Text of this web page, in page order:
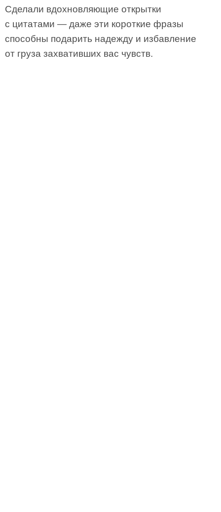
Сделали вдохновляющие открытки
с цитатами — даже эти короткие фразы
способны подарить надежду и избавление
от груза захвативших вас чувств.